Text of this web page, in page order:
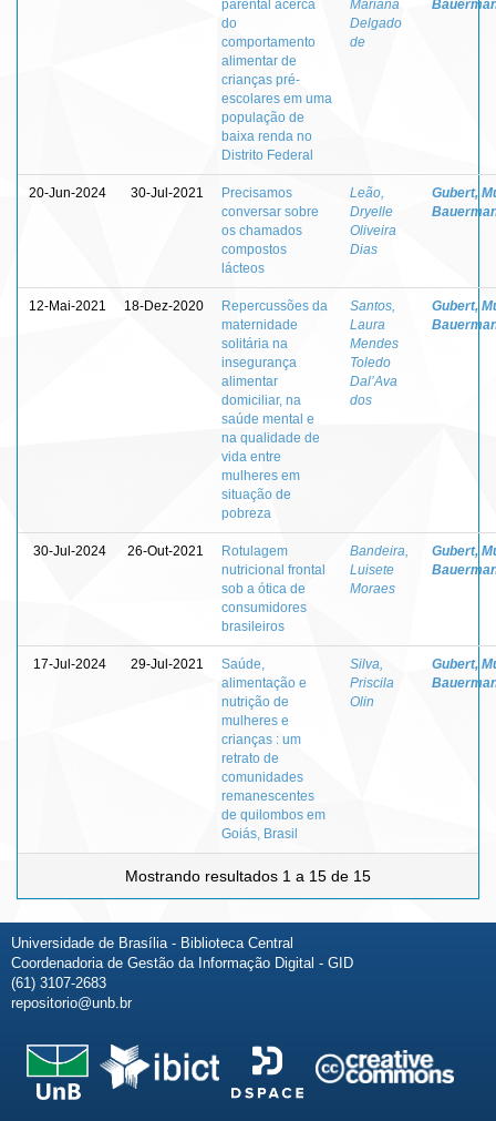
parental acerca
do
comportamento
alimentar de
crianças pré-
escolares em uma
população de
baixa renda no
Distrito Federal
Mariana
Delgado
de
20-Jun-2024 30-Jul-2021
Precisamos
conversar sobre
os chamados
compostos
lácteos
Leão,
Dryelle
Oliveira
Dias
Gubert,
12-Mai-2021 18-Dez-2020
Repercussões da
maternidade
solitária na
insegurança
alimentar
domiciliar, na
saúde mental e
na qualidade de
vida entre
mulheres em
situação de
pobreza
Santos,
Laura
Mendes
Toledo
Dal’Ava
dos
Gubert,
30-Jul-2024 26-Out-2021
Rotulagem
nutricional frontal
sob a ótica de
consumidores
brasileiros
Bandeira,
Luisete
Moraes
Gubert,
17-Jul-2024 29-Jul-2021
Saúde,
alimentação e
nutrição de
mulheres e
crianças : um
retrato de
comunidades
remanescentes
de quilombos em
Goiás, Brasil
Silva,
Priscila
Olin
Gubert,
Mostrando resultados 1 a 15 de 15
Universidade de Brasília - Biblioteca Central
Coordenadoria de Gestão da Informação Digital - GID
(61) 3107-2683
repositorio@unb.br